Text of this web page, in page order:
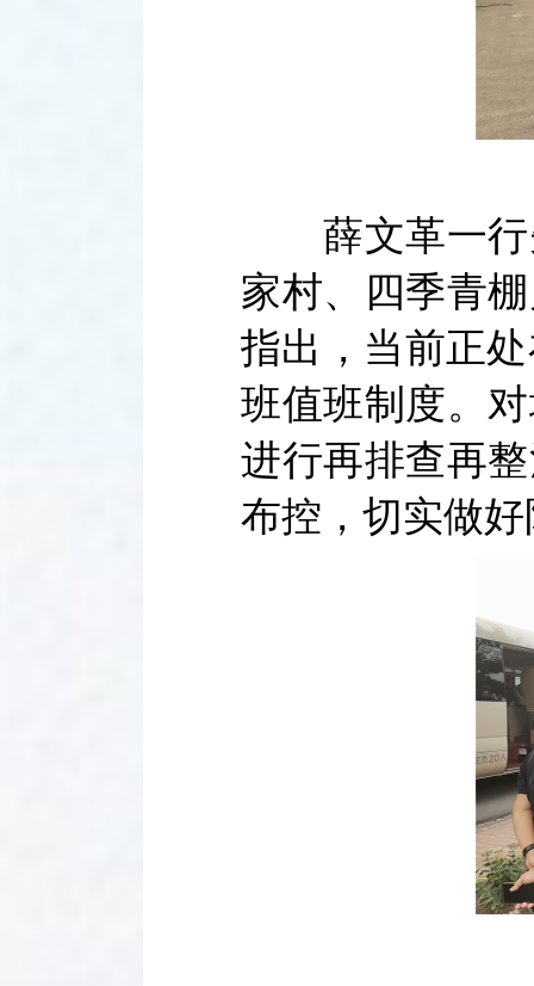
薛文革一行
家村、四季青
指出，当前正
班值班制度。
进行再排查再
布控，切实做